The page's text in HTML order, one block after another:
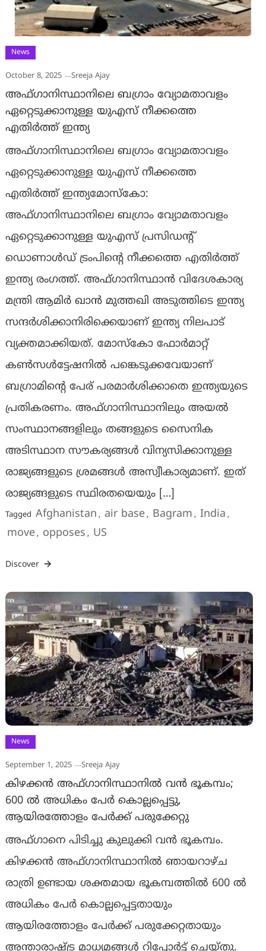
News
October 8, 2025 Sreeja Ajay
അഫ്ഗാനിസ്ഥാനിലെ ബഗ്രാം വ്യോമതാവളം
ഏറ്റെടുക്കാനുള്ള യുഎസ് നീക്കത്തെ
എതിർത്ത് ഇന്ത്യ
അഫ്ഗാനിസ്ഥാനിലെ ബഗ്രാം വ്യോമതാവളം
ഏറ്റെടുക്കാനുള്ള യുഎസ് നീക്കത്തെ
എതിർത്ത് ഇന്ത്യമോസ്കോ:
അഫ്ഗാനിസ്ഥാനിലെ ബഗ്രാം വ്യോമതാവളം
ഏറ്റെടുക്കാനുള്ള യുഎസ് പ്രസിഡന്റ്
ഡൊണാൾഡ് ട്രംപിൻ്റെ നീക്കത്തെ എതിർത്ത്
ഇന്ത്യ രംഗത്ത്. അഫ്ഗാനിസ്ഥാൻ വിദേശകാര്യ
മന്ത്രി ആമിർ ഖാൻ മുത്തഖി അടുത്തിടെ ഇന്ത്യ
സന്ദർശിക്കാനിരിക്കെയാണ് ഇന്ത്യ നിലപാട്
വ്യക്തമാക്കിയത്. മോസ്‌കോ ഫോർമാറ്റ്
കൺസൾട്ടേഷനിൽ പങ്കെടുക്കവേയാണ്
ബഗ്രാമിൻ്റെ പേര് പരമാർശിക്കാതെ ഇന്ത്യയുടെ
പ്രതികരണം. അഫ്ഗാനിസ്ഥാനിലും അയൽ
സംസ്ഥാനങ്ങളിലും തങ്ങളുടെ സൈനിക
അടിസ്ഥാന സൗകര്യങ്ങൾ വിന്യസിക്കാനുള്ള
രാജ്യങ്ങളുടെ ശ്രമങ്ങൾ അസ്വീകാര്യമാണ്. ഇത്
രാജ്യങ്ങളുടെ സ്ഥിരതയെയും […]
Tagged Afghanistan , air base, Bagram , India ,
move, opposes , US
Discover
News
September 1, 2025 Sreeja Ajay
കിഴക്കൻ അഫ്ഗാനിസ്ഥാനിൽ വൻ ഭൂകമ്പം;
600 ൽ അധികം പേർ കൊല്ലപ്പെട്ടു,
ആയിരത്തോളം പേർക്ക് പരുക്കേറ്റു
അഫ്ഗാനെ പിടിച്ചു കുലുക്കി വൻ ഭൂകമ്പം.
കിഴക്കൻ അഫ്ഗാനിസ്ഥാനിൽ ഞായറാഴ്ച
രാത്രി ഉണ്ടായ ശക്തമായ ഭൂകമ്പത്തിൽ 600 ൽ
അധികം പേർ കൊല്ലപ്പെട്ടതായും
ആയിരത്തോളം പേർക്ക് പരുക്കേറ്റതായും
അന്താരാഷ്ട്ര മാധ്യമങ്ങൾ റിപ്പോർട്ട് ചെയ്തു.